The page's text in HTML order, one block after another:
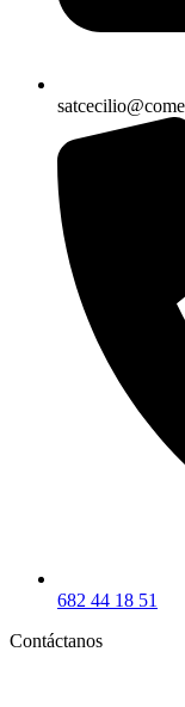
682 44 18 51
Contáctanos